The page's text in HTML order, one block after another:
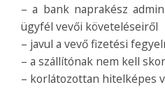
– a bank naprakész
ügyfél vevői követeléseiről
– javul a vevő fizetési
– a szállítónak nem kell
– korlátozottan hitelképes